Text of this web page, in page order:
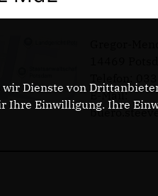
E-Mail:
Dienste von
Ihre Einwilligung. Ihre